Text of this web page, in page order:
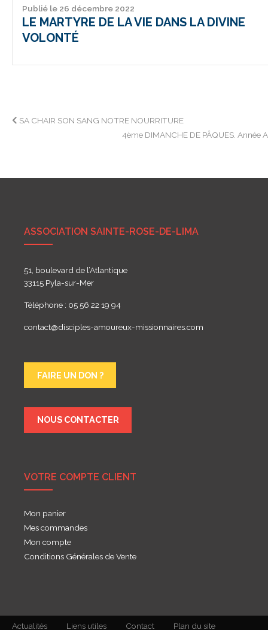
Publié le 26 décembre 2022
LE MARTYRE DE LA VIE DANS LA DIVINE
VOLONTÉ
Navigation
l’article
SA CHAIR SON SANG NOTRE NOURRITURE
4ème DIMANCHE DE PÂQUES. Année
ASSOCIATION SAINTE-ROSE-DE-LIMA
51, boulevard de l’Atlantique
33115 Pyla-sur-Mer
Téléphone : 05 56 22 19 94
contact@disciples-amoureux-missionnaires.com
FAIRE UN DON ?
NOUS CONTACTER
VOTRE COMPTE CLIENT
Mon panier
Mes commandes
Mon compte
Conditions Générales de Vente
Actualités Liens utiles Contact Plan du site